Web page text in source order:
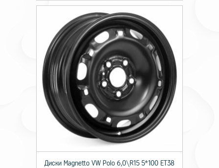
Диски Magnetto VW Polo 6,0\R15 5*100 ET38